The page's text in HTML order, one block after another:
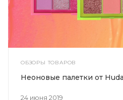
ОБЗОРЫ ТОВАРОВ
24 июня 2019
Неоновые палетки от